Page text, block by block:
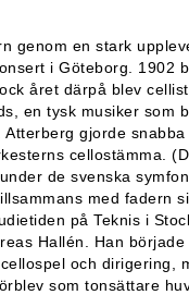
genom en stark
i Göteborg. 1902
året därpå blev
en tysk musiker som
gjorde
cellostämma.
de svenska
med fadern
på Teknis i
Hallén. Han
och dirigering,
som tonsättare